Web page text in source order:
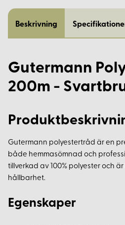
Beskrivning
Gutermann
200m -
Gutermann polyestertråd är en
både hemmasömnad och
tillverkad av 100% polyester och
hållbarhet.
Egenskaper